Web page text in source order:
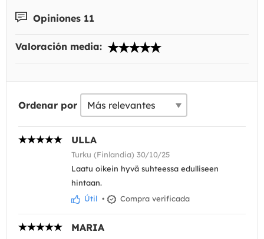
Opiniones 11
Valoración media:
Ordenar por
ULLA
Turku (Finlandia) 30/10/25
Laatu oikein hyvä suhteessa edulliseen
hintaan.
Útil • Compra verificada
MARIA